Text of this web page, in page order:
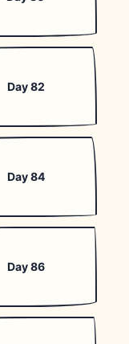
Day 82
Day 84
Day 86